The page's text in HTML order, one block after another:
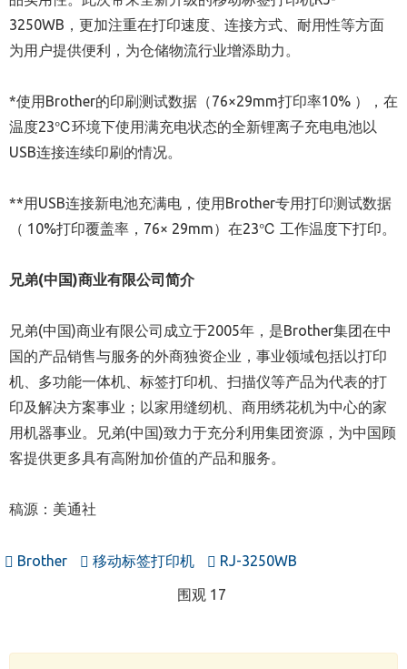
3250WB，更加注重在打印速度、连接方式、耐用性等方面
为用户提供便利，为仓储物流行业增添助力。
*使用Brother的印刷测试数据（76×29mm打印率10% ），在
温度23℃环境下使用满充电状态的全新锂离子充电电池以
USB连接连续印刷的情况。
**用USB连接新电池充满电，使用Brother专用打印测试数据
（ 10%打印覆盖率，76× 29mm）在23℃ 工作温度下打印。
兄弟(中国)商业有限公司简介
兄弟(中国)商业有限公司成立于2005年，是Brother集团在中
国的产品销售与服务的外商独资企业，事业领域包括以打印
机、多功能一体机、标签打印机、扫描仪等产品为代表的打
印及解决方案事业；以家用缝纫机、商用绣花机为中心的家
用机器事业。兄弟(中国)致力于充分利用集团资源，为中国顾
客提供更多具有高附加价值的产品和服务。
稿源：美通社
Brother 移动标签打印机 RJ-3250WB
围观 17